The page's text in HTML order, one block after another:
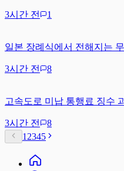
3시간 전 1
일본 장례식에서 전해지는
3시간 전 8
고속도로 미납 통행료 징수
3시간 전
8
1 2345